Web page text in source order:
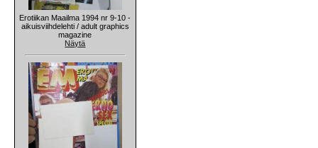
Erotiikan Maailma 1994 nr 9-10 -
aikuisviihdelehti / adult graphics
magazine
Näytä